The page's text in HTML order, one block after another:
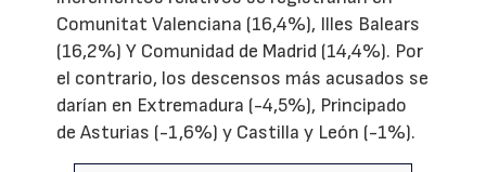
Comunitat Valenciana (16,4%), Illes Balears
(16,2%) Y Comunidad de Madrid (14,4%). Por
el contrario, los descensos más acusados se
darían en Extremadura (-4,5%), Principado
de Asturias (-1,6%) y Castilla y León (-1%).